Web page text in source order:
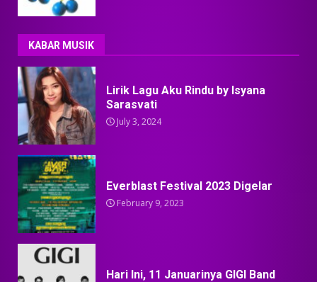
KABAR MUSIK
Lirik Lagu Aku Rindu by Isyana
Sarasvati
July 3, 2024
Everblast Festival 2023 Digelar
February 9, 2023
Hari Ini, 11 Januarinya GIGI Band